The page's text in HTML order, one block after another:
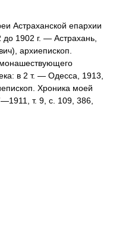
Астраханской епархии
1902 г. — Астрахань,
архиепископ.
в 2 т. — Одесса, 1913,
Хроника моей
т. 9, с. 109, 386,